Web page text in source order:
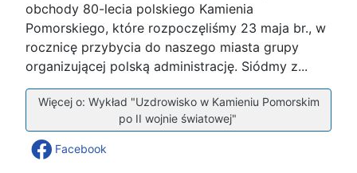
obchody 80-lecia polskiego Kamienia
Pomorskiego, które rozpoczęliśmy 23 maja br., w
rocznicę przybycia do naszego miasta grupy
organizującej polską administrację. Siódmy z...
Więcej o: Wykład "Uzdrowisko w Kamieniu Pomorskim
po II wojnie światowej"
Facebook